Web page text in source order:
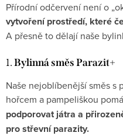
Přírodní odčervení není o
vytvoření prostředí, které
A přesně to dělají naše
1.Bylinná směs Parazit+
Naše nejoblíbenější směs s
hořcem a pampeliškou
podporovat játra a
pro střevní parazity.